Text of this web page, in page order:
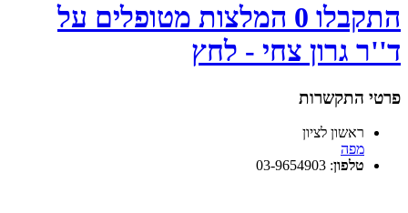
התקבלו 0 המלצות מטופלים על
ד''ר גרון צחי - לחץ
פרטי התקשרות
ראשון לציון
מפה
טלפון:
03-9654903